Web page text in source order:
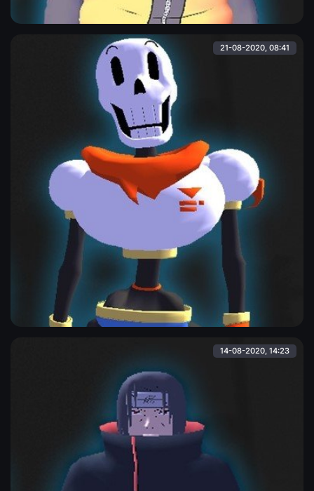
21-08-2020, 08:41
Мультяшный скелет
Мультяшный скелет, модель в хорошем качестве.
Admin
14-08-2020, 14:23